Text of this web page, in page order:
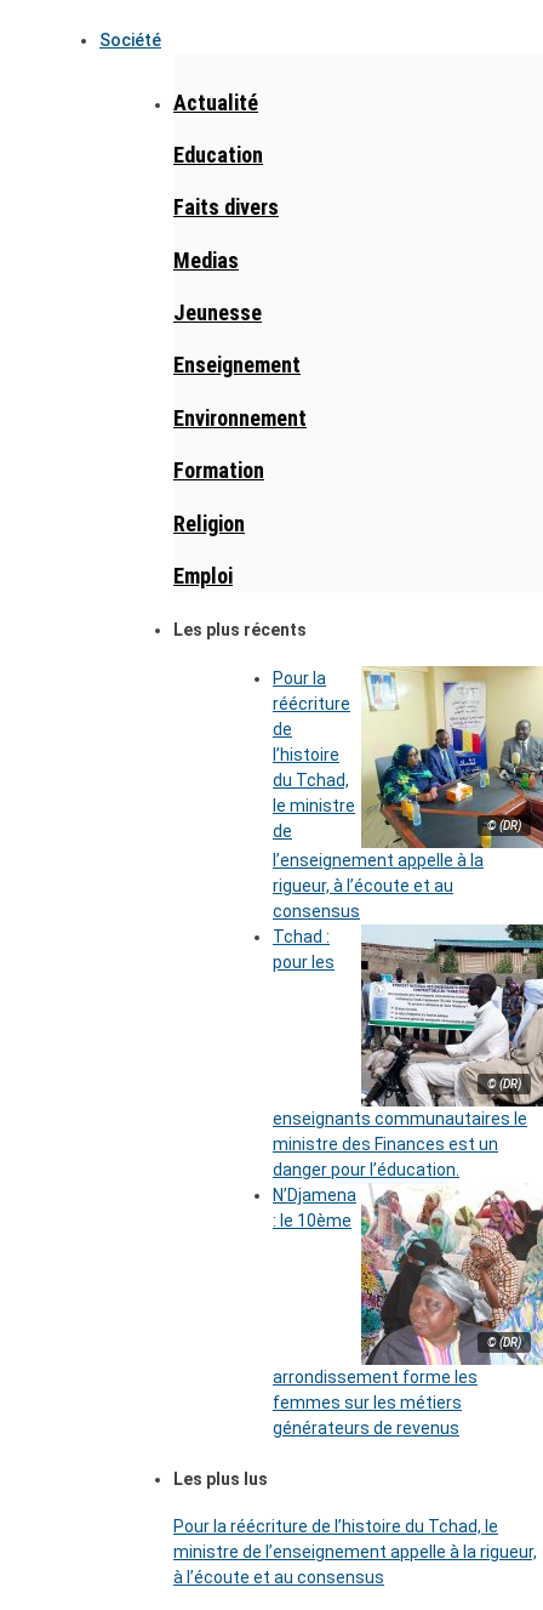
Société
Actualité
Education
Faits divers
Medias
Jeunesse
Enseignement
Environnement
Formation
Religion
Emploi
Les plus récents
© (DR)
Pour la
réécriture
de
l’histoire
du Tchad,
le ministre
de
l’enseignement appelle à la
rigueur, à l’écoute et au
consensus
© (DR)
Tchad :
pour les
enseignants communautaires le
ministre des Finances est un
danger pour l’éducation.
© (DR)
N’Djamena
: le 10ème
arrondissement forme les
femmes sur les métiers
générateurs de revenus
Les plus lus
Pour la réécriture de l’histoire du Tchad, le
ministre de l’enseignement appelle à la rigueur,
à l’écoute et au consensus